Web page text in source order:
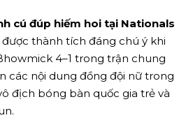
cú đúp hiếm hoi tại Nationals
thành tích đáng chú ý khi
4–1 trong trận chung
các nội dung đồng đội nữ trong
địch bóng bàn quốc gia trẻ và